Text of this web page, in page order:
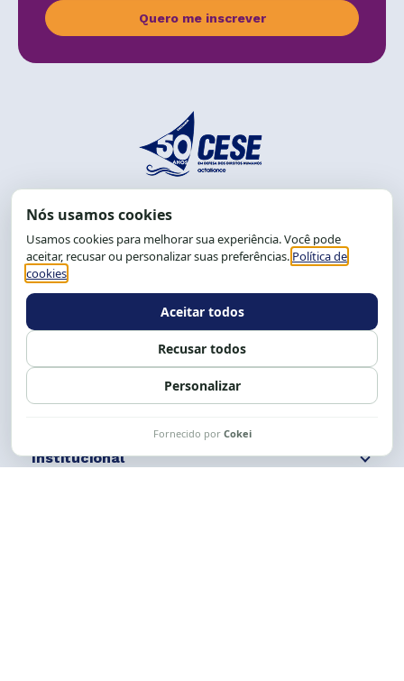
Quero me inscrever
End.: R. da Graça, 150. Graça
CEP: 40.150-055
Salvador-BA, Brasil.
Tel.: (71) 2104-5457, Cel.: (71) 9 9239-2104 ou 2105
Expediente: 8h às 12h e 13 às 17h.
Siga nossas redes Fale conosco
Institucional